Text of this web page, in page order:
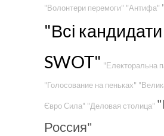
"Волонтери перемоги" "Антифа"
"Всі
SWOT" "Електоральна
"Голосование на пеньках"
Євро Сила" "Деловая столица"
Россия"